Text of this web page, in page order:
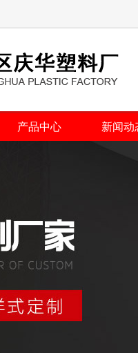
产品中心 新闻动